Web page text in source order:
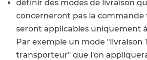
définir des modes de livraison
concerneront pas la commande
seront applicables uniquement
Par exemple un mode "livraison
transporteur" que l'on